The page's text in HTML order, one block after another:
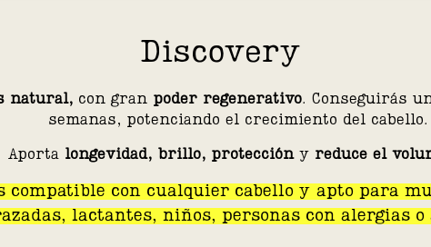
Discovery
natural, con gran poder regenerativo. Conseguirás
semanas, potenciando el crecimiento del cabello.
Aporta longevidad, brillo, protección y reduce el
compatible con cualquier cabello y apto para
lactantes, niños, personas con alergias o